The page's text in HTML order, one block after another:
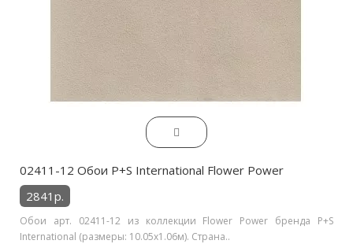
02411-12 Обои P+S International Flower Power
2841р.
Обои арт. 02411-12 из коллекции Flower Power бренда P+S
International (размеры: 10.05х1.06м). Страна..